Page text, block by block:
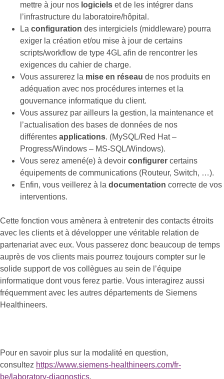
mettre à jour nos logiciels et de les intégrer dans
l’infrastructure du laboratoire/hôpital.
La configuration des intergiciels (middleware) pourra
exiger la création et/ou mise à jour de certains
scripts/workflow de type 4GL afin de rencontrer les
exigences du cahier de charge.
Vous assurerez la mise en réseau de nos produits en
adéquation avec nos procédures internes et la
gouvernance informatique du client.
Vous assurez par ailleurs la gestion, la maintenance et
l’actualisation des bases de données de nos
différentes applications. (MySQL/Red Hat –
Progress/Windows – MS-SQL/Windows).
Vous serez amené(e) à devoir configurer certains
équipements de communications (Routeur, Switch, …).
Enfin, vous veillerez à la documentation correcte de vos
interventions.
Cette fonction vous amènera à entretenir des contacts étroits
avec les clients et à développer une véritable relation de
partenariat avec eux. Vous passerez donc beaucoup de temps
auprès de vos clients mais pourrez toujours compter sur le
solide support de vos collègues au sein de l’équipe
informatique dont vous ferez partie. Vous interagirez aussi
fréquemment avec les autres départements de Siemens
Healthineers.
Pour en savoir plus sur la modalité en question,
consultez https://www.siemens-healthineers.com/fr-
be/laboratory-diagnostics.